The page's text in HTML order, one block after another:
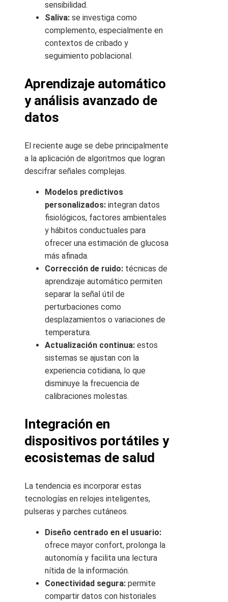
sensibilidad.
Saliva: se investiga como
complemento, especialmente en
contextos de cribado y
seguimiento poblacional.
Aprendizaje automático
y análisis avanzado de
datos
El reciente auge se debe principalmente
a la aplicación de algoritmos que logran
descifrar señales complejas.
Modelos predictivos
personalizados: integran datos
fisiológicos, factores ambientales
y hábitos conductuales para
ofrecer una estimación de glucosa
más afinada.
Corrección de ruido: técnicas de
aprendizaje automático permiten
separar la señal útil de
perturbaciones como
desplazamientos o variaciones de
temperatura.
Actualización continua: estos
sistemas se ajustan con la
experiencia cotidiana, lo que
disminuye la frecuencia de
calibraciones molestas.
Integración en
dispositivos portátiles y
ecosistemas de salud
La tendencia es incorporar estas
tecnologías en relojes inteligentes,
pulseras y parches cutáneos.
Diseño centrado en el usuario:
ofrece mayor confort, prolonga la
autonomía y facilita una lectura
nítida de la información.
Conectividad segura: permite
compartir datos con historiales